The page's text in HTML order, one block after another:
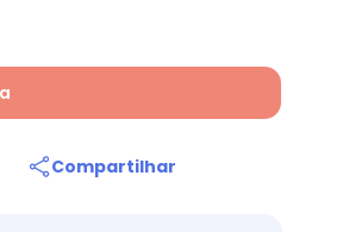
Compartilhar